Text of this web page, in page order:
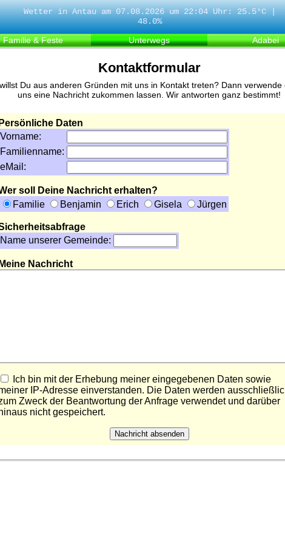
Wetter in Antau am 07.08.2026 um 22:04 Uhr: 25.5°C |
48.0%
Familie & Feste Unterwegs Adabei
Kontaktformular
Du aus anderen Gründen mit uns in Kontakt treten? Dann
uns eine Nachricht zukommen lassen. Wir antworten ganz bestimmt!
Persönliche Daten
Vorname:
Familienname:
eMail:
soll Deine Nachricht erhalten?
Familie
Benjamin Erich Gisela Jürgen
Name unserer Gemeinde:
Meine Nachricht
Ich bin mit der Erhebung meiner eingegebenen Daten sowie
IP-Adresse einverstanden. Die Daten werden
Zweck der Beantwortung der Anfrage verwendet und darüber
hinaus nicht gespeichert.